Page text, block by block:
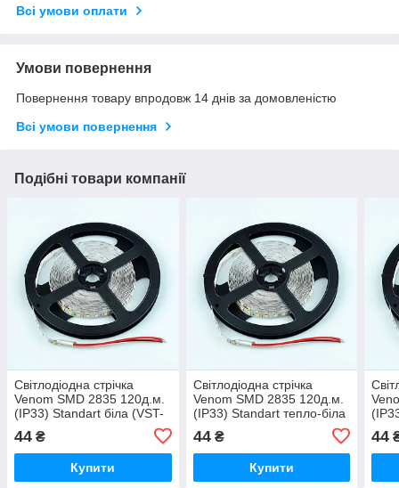
Всі умови оплати
Умови повернення
Повернення товару впродовж 14 днів за домовленістю
Всі умови повернення
Подібні товари компанії
Світлодіодна стрічка
Venom SMD 2835 120д.м.
(IP33) Standart біла (VST-
44 ₴
Купити
Світлодіодна стрічка
Venom SMD 2835 120д.м.
(IP33) Standart тепло-біла
Тепло-білий
44₴
Купити
CW)
44